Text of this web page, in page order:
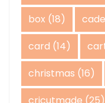
box (18)
card (14)
christmas (16)